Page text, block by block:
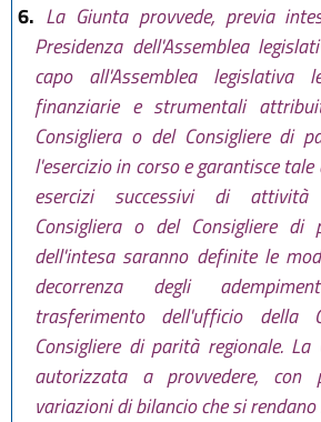
6. La Giunta provvede, previa
Presidenza dell'Assemblea
capo all'Assemblea legislativa
finanziarie e strumentali
Consigliera o del Consigliere di
l'esercizio in corso e garantisce
esercizi successivi di
Consigliera o del Consigliere di
dell'intesa saranno definite le
decorrenza degli
trasferimento dell'ufficio della
Consigliere di parità regionale.
autorizzata a provvedere,
variazioni di bilancio che si rendano